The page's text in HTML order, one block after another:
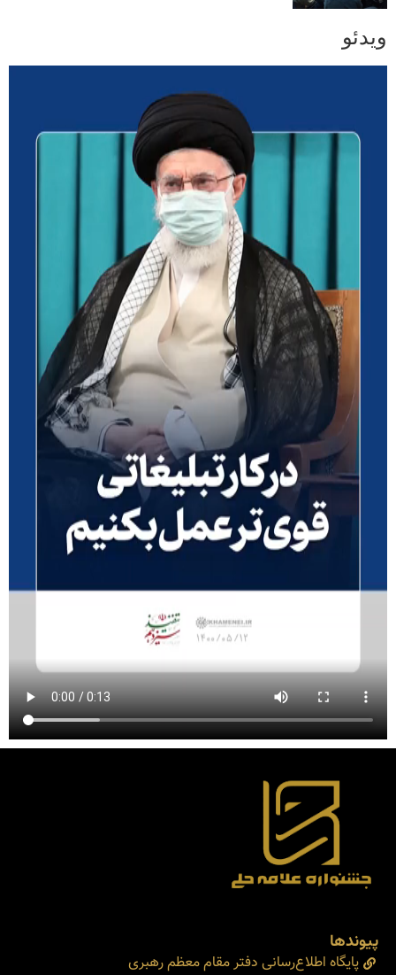
ویدئو
پیوندها
پایگاه اطلاع‌رسانی دفتر مقام معظم رهبری